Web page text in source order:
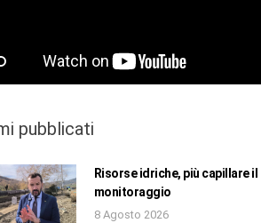
pubblicati
Risorse idriche, più capillare il
monitoraggio
8 Agosto 2026